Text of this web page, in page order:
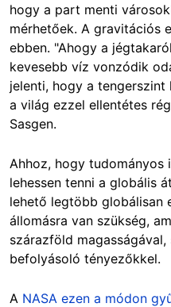
hogy a part menti
mérhetőek. A gravitációs
ebben. "Ahogy a
kevesebb víz vonzódik
jelenti, hogy a tengerszint
a világ ezzel ellentétes
Sasgen.
Ahhoz, hogy tudományos
lehessen tenni a globális
lehető legtöbb globálisan
állomásra van szükség,
szárazföld
befolyásoló tényezőkkel.
A NASA ezen a módon